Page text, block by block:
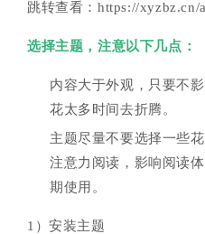
跳转查看：https://xyzbz.cn/
选择主题，注意以下几点：
内容大于外观，只要不
花太多时间去折腾。
主题尽量不要选择一些
注意力阅读，影响阅读
期使用。
1）安装主题